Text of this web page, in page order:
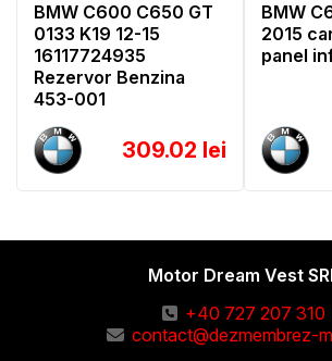
BMW C600 C650 GT
0133 K19 12-15
16117724935
Rezervor Benzina
453-001
309.02 lei
BMW
2015
panel
Motor Dream Vest
+40 727 207 310
contact@dezmembrez-